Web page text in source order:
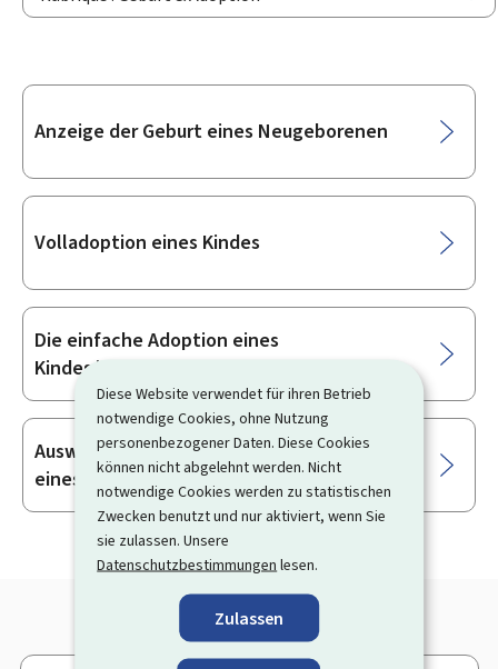
Diese Website verwendet für ihren Betrieb
notwendige Cookies, ohne Nutzung
personenbezogener Daten. Diese Cookies
können nicht abgelehnt werden. Nicht
notwendige Cookies werden zu statistischen
Zwecken benutzt und nur aktiviert, wenn Sie
sie zulassen. Unsere
Datenschutzbestimmungen lesen.
Zulassen
Unterrubriken
Anzeige der Geburt eines Neugeborenen
Volladoption eines Kindes
Die einfache Adoption eines
Kindes/Erwachsenen beantragen
Auswahl des Vornamens und Nachnamens
eines Kindes